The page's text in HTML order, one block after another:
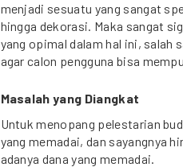
menjadi sesuatu yang sangat
hingga dekorasi. Maka sangat
yang opimal dalam hal ini, salah
agar calon pengguna bisa
Masalah yang Diangkat
Untuk menopang pelestarian
yang memadai, dan sayangnya
adanya dana yang memadai.